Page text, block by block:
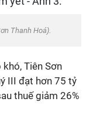
Thanh Hoá).
Tiên Sơn
III đạt hơn 75 tỷ
thuế giảm 26%